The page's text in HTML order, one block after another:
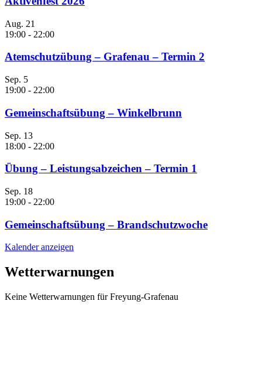
Aug. 21
19:00 - 22:00
Atemschutzübung – Grafenau – Termin 2
Sep. 5
19:00 - 22:00
Gemeinschaftsübung – Winkelbrunn
Sep. 13
18:00 - 22:00
Übung – Leistungsabzeichen – Termin 1
Sep. 18
19:00 - 22:00
Gemeinschaftsübung – Brandschutzwoche
Kalender anzeigen
Wetterwarnungen
Keine Wetterwarnungen für Freyung-Grafenau